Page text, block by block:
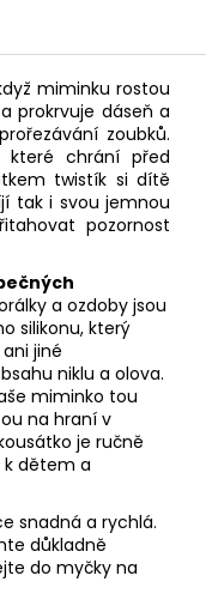
miminku rostou
prokrvuje dáseň a
zoubků.
které chrání před
twistík si dítě
tak i svou jemnou
pozornost
a ozdoby jsou
silikonu, který
jiné
niklu a olova.
miminko tou
na hraní v
je ručně
k dětem a
snadná a rychlá.
důkladně
do myčky na